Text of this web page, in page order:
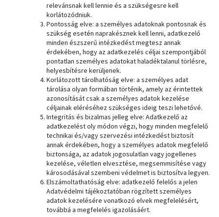
relevánsnak kell lennie és a szükségesre kell
korlátozódniuk.
Pontosság elve: a személyes adatoknak pontosnak és
szükség esetén naprakésznek kell lenni, adatkezelő
minden észszerű intézkedést megtesz annak
érdekében, hogy az adatkezelés céljai szempontjából
pontatlan személyes adatokat haladéktalanul törlésre,
helyesbítésre kerüljenek.
Korlátozott tárolhatóság elve: a személyes adat
tárolása olyan formában történik, amely az érintettek
azonosítását csak a személyes adatok kezelése
céljainak eléréséhez szükséges ideig teszi lehetővé.
Integritás és bizalmas jelleg elve: Adatkezelő az
adatkezelést oly módon végzi, hogy minden megfelelő
technikai és/vagy szervezési intézkedést biztosít
annak érdekében, hogy a személyes adatok megfelelő
biztonsága, az adatok jogosulatlan vagy jogellenes
kezelése, véletlen elvesztése, megsemmisítése vagy
károsodásával szembeni védelmet is biztosítva legyen.
Elszámoltathatóság elve: adatkezelő felelős a jelen
Adatvédelmi tájékoztatóban rögzített személyes
adatok kezelésére vonatkozó elvek megfelelésért,
továbbá a megfelelés igazolásáért.